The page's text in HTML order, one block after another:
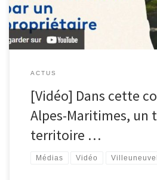
ACTUS
[Vidéo] Dans cette
Alpes-Maritimes, un
territoire …
Médias Vidéo